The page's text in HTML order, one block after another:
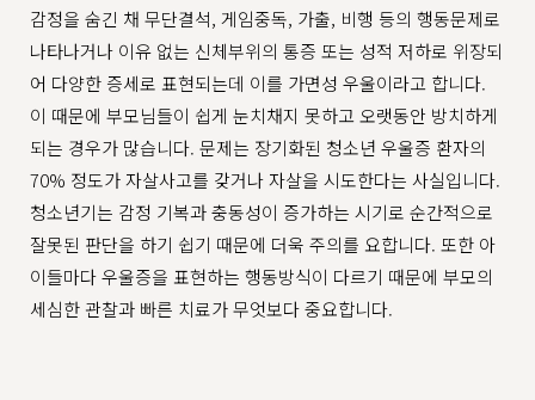
감정을 숨긴 채 무단결석, 게임중독, 가출, 비행 등의 행동문제로
나타나거나 이유 없는 신체부위의 통증 또는 성적 저하로 위장되
어 다양한 증세로 표현되는데 이를 가면성 우울이라고 합니다.
이 때문에 부모님들이 쉽게 눈치채지 못하고 오랫동안 방치하게
되는 경우가 많습니다. 문제는 장기화된 청소년 우울증 환자의
70% 정도가 자살사고를 갖거나 자살을 시도한다는 사실입니다.
청소년기는 감정 기복과 충동성이 증가하는 시기로 순간적으로
잘못된 판단을 하기 쉽기 때문에 더욱 주의를 요합니다. 또한 아
이들마다 우울증을 표현하는 행동방식이 다르기 때문에 부모의
세심한 관찰과 빠른 치료가 무엇보다 중요합니다.